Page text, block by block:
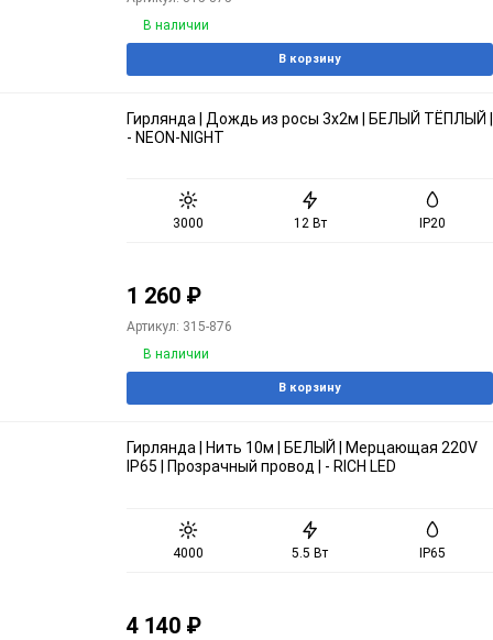
В наличии
В корзину
Гирлянда | Дождь из росы 3х2м | БЕЛЫЙ ТЁПЛЫЙ |
- NEON-NIGHT
3000 12 Вт IP20
1 260 ₽
Артикул: 315-876
В наличии
В корзину
Гирлянда | Нить 10м | БЕЛЫЙ | Мерцающая 220V
IP65 | Прозрачный провод | - RICH LED
4000 5.5 Вт IP65
4 140 ₽